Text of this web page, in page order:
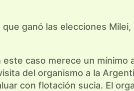
ganó las elecciones
caso merece un mínimo
del organismo a la
con flotación sucia. El